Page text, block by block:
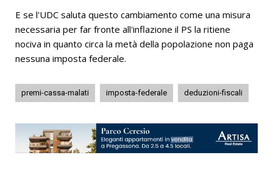
E se l'UDC saluta questo cambiamento come una misura
necessaria per far fronte all'inflazione il PS la ritiene
nociva in quanto circa la metà della popolazione non paga
nessuna imposta federale.
premi-cassa-malati imposta-federale deduzioni-fiscali